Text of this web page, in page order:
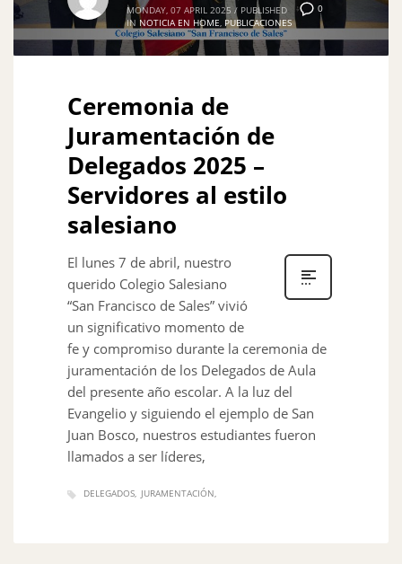
0
MONDAY, 07 APRIL 2025 / PUBLISHED
IN NOTICIA EN HOME, PUBLICACIONES
Ceremonia de
Juramentación de
Delegados 2025 –
Servidores al estilo
salesiano
El lunes 7 de abril, nuestro
querido Colegio Salesiano
“San Francisco de Sales” vivió
un significativo momento de
fe y compromiso durante la ceremonia de
juramentación de los Delegados de Aula
del presente año escolar. A la luz del
Evangelio y siguiendo el ejemplo de San
Juan Bosco, nuestros estudiantes fueron
llamados a ser líderes,
DELEGADOS JURAMENTACIÓN